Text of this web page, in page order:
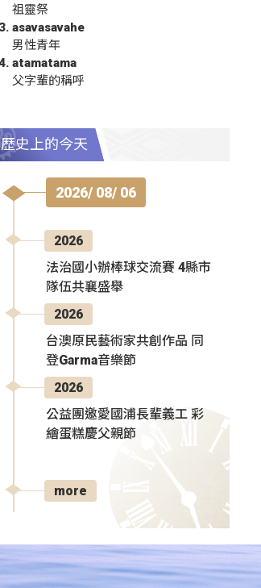
祖靈祭
asavasavahe
男性青年
atamatama
父字輩的稱呼
歷史上的今天
2026/ 08/ 06
2026
法治國小辦棒球交流賽 4縣市
隊伍共襄盛舉
2026
台澳原民藝術家共創作品 同
登Garma音樂節
2026
公益團邀愛國浦長輩義工 彩
繪蛋糕慶父親節
more